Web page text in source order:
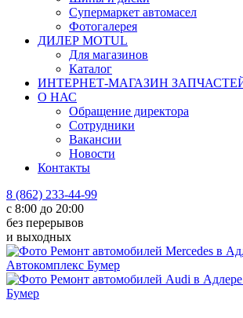
Супермаркет автомасел
Фотогалерея
ДИЛЕР MOTUL
Для магазинов
Каталог
ИНТЕРНЕТ-МАГАЗИН
О НАС
Обращение директора
Сотрудники
Вакансии
Новости
Контакты
8 (862) 233-44-99
с 8:00 до 20:00
без перерывов
и выходных